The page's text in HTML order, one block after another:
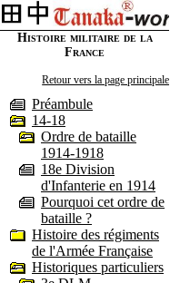
Histoire militaire de la
France
Retour vers la page principale
Préambule
14-18
Ordre de bataille
1914-1918
18e Division
d'Infanterie en 1914
Pourquoi cet ordre de
bataille ?
Histoire des régiments
de l'Armée Française
Historiques particuliers